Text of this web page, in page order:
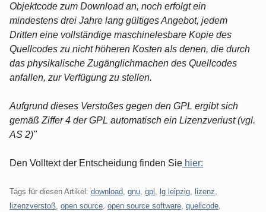
Objektcode zum Download an, noch erfolgt ein
mindestens drei Jahre lang gültiges Angebot, jedem
Dritten eine vollständige maschinelesbare Kopie des
Quellcodes zu nicht höheren Kosten a!s denen, die durch
das physikalische Zugänglichmachen des Quellcodes
anfallen, zur Verfügung zu stellen.
Aufgrund dieses Verstoßes gegen den GPL ergibt sich
gemäß Ziffer 4 der GPL automatisch ein Lizenzveriust (vgl.
AS 2)"
Den Volltext der Entscheidung finden Sie hier:
Tags für diesen Artikel: download gnu gpl lg leipzig lizenz
lizenzverstoß open source open source software quellcode